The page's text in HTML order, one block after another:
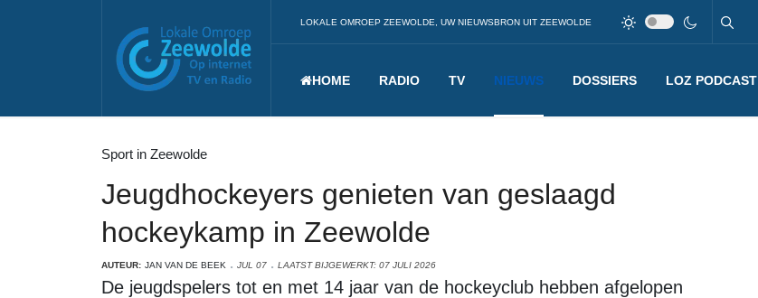
LOKALE OMROEP ZEEWOLDE, UW NIEUWSBRON UIT ZEEWOLDE
HOME RADIO TV NIEUWS DOSSIERS LOZ PODCAST
Sport in Zeewolde
Jeugdhockeyers genieten van geslaagd
hockeykamp in Zeewolde
AUTEUR: JAN VAN DE BEEK JUL 07 LAATST BIJGEWERKT: 07 JULI 2026
De jeugdspelers tot en met 14 jaar van de hockeyclub hebben afgelopen